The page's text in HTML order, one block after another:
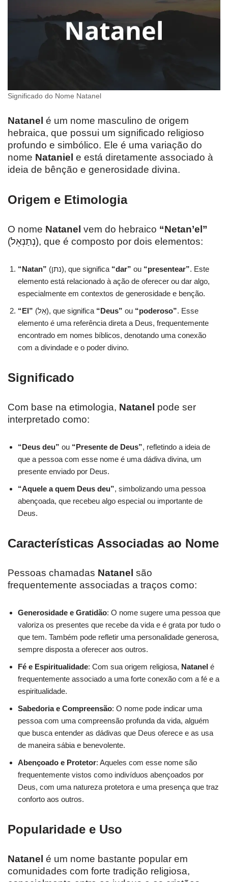
Significado do Nome Natanel
Natanel é um nome masculino de origem
hebraica, que possui um significado religioso
profundo e simbólico. Ele é uma variação do
nome Nataniel e está diretamente associado à
ideia de bênção e generosidade divina.
Origem e Etimologia
O nome Natanel vem do hebraico “Netan’el”
(נְתַנְאֵל), que é composto por dois elementos:
“Natan” (נתן), que significa “dar” ou “presentear”. Este
elemento está relacionado à ação de oferecer ou dar algo,
especialmente em contextos de generosidade e benção.
“El”
(אֵל), que significa “Deus” ou “poderoso”. Esse
elemento é uma referência direta a Deus, frequentemente
encontrado em nomes bíblicos, denotando uma conexão
com a divindade e o poder divino.
Significado
Com base na etimologia, Natanel pode ser
interpretado como:
“Deus deu” ou “Presente de Deus”, refletindo a ideia de
que a pessoa com esse nome é uma dádiva divina, um
presente enviado por Deus.
“Aquele a quem Deus deu”, simbolizando uma pessoa
abençoada, que recebeu algo especial ou importante de
Deus.
Características Associadas ao Nome
Pessoas chamadas Natanel são
frequentemente associadas a traços como:
Generosidade e Gratidão: O nome sugere uma pessoa que
valoriza os presentes que recebe da vida e é grata por tudo o
que tem. Também pode refletir uma personalidade generosa,
sempre disposta a oferecer aos outros.
Fé e Espiritualidade: Com sua origem religiosa, Natanel é
frequentemente associado a uma forte conexão com a fé e a
espiritualidade.
Sabedoria e Compreensão: O nome pode indicar uma
pessoa com uma compreensão profunda da vida, alguém
que busca entender as dádivas que Deus oferece e as usa
de maneira sábia e benevolente.
Abençoado e Protetor: Aqueles com esse nome são
frequentemente vistos como indivíduos abençoados por
Deus, com uma natureza protetora e uma presença que traz
conforto aos outros.
Popularidade e Uso
Natanel é um nome bastante popular em
comunidades com forte tradição religiosa,